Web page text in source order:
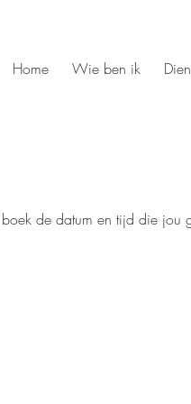
Home Wie ben ik
de datum en tijd die jou